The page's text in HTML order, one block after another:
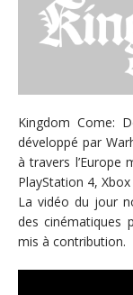
Kingdom Come:
développé par
à travers l’Europe
PlayStation 4, Xbox
La vidéo du jour
des cinématiques
mis à contribution.